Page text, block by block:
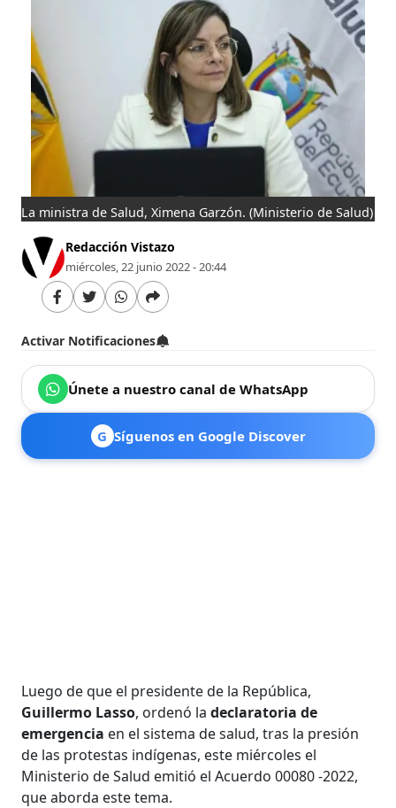
La ministra de Salud, Ximena Garzón.(Ministerio de Salud)
Redacción Vistazo
miércoles, 22 junio 2022 - 20:44
Activar Notificaciones
Únete a nuestro canal de WhatsApp
G Síguenos en Google Discover
Luego de que el presidente de la República,
Guillermo Lasso, ordenó ladeclaratoria de
emergencia en el sistema de salud, tras la presión
de las protestas indígenas, este miércoles el
Ministerio de Salud emitió el Acuerdo 00080 -2022,
que aborda este tema.